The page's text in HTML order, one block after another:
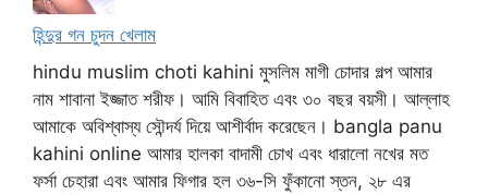
হিন্দুর গন চুদন খেলাম
hindu muslim choti kahini মুসলিম মাগী চোদার গল্প আমার
নাম শাবানা ইজ্জাত শরীফ। আমি বিবাহিত এবং ৩০ বছর বয়সী। আল্লাহ
আমাকে অবিশ্বাস্য সৌন্দর্য দিয়ে আশীর্বাদ করেছেন। bangla panu
kahini online আমার হালকা বাদামী চোখ এবং ধারালো নখের মত
ফর্সা চেহারা এবং আমার ফিগার হল ৩৬-সি ফুঁকানো স্তন, ২৮ এর